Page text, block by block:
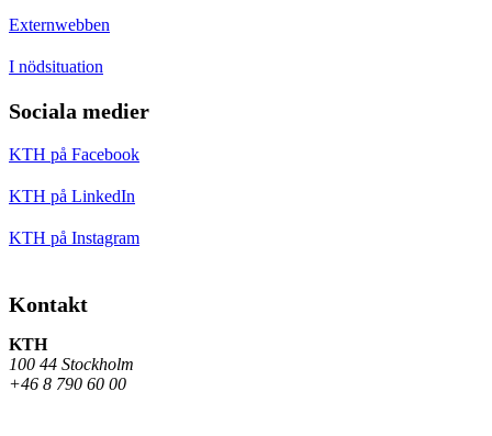
Externwebben
I nödsituation
Sociala medier
KTH på Facebook
KTH på LinkedIn
KTH på Instagram
Kontakt
KTH
100 44 Stockholm
+46 8 790 60 00